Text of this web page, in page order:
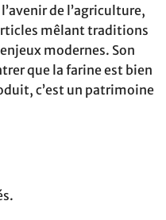
de l’agriculture,
mêlant traditions
modernes. Son
que la farine est bien
c’est un patrimoine